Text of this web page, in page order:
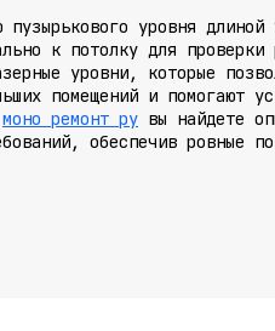
уровня
к потолку для проверки
уровни, которые
помещений и помогают
моно ремонт ру вы найдете
обеспечив ровные